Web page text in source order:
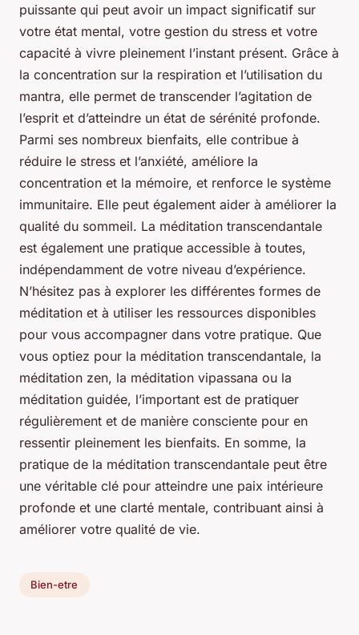
puissante qui peut avoir un impact significatif sur
votre état mental, votre gestion du stress et votre
capacité à vivre pleinement l’instant présent. Grâce à
la concentration sur la respiration et l’utilisation du
mantra, elle permet de transcender l’agitation de
l’esprit et d’atteindre un état de sérénité profonde.
Parmi ses nombreux bienfaits, elle contribue à
réduire le stress et l’anxiété, améliore la
concentration et la mémoire, et renforce le système
immunitaire. Elle peut également aider à améliorer la
qualité du sommeil. La méditation transcendantale
est également une pratique accessible à toutes,
indépendamment de votre niveau d’expérience.
N’hésitez pas à explorer les différentes formes de
méditation et à utiliser les ressources disponibles
pour vous accompagner dans votre pratique. Que
vous optiez pour la méditation transcendantale, la
méditation zen, la méditation vipassana ou la
méditation guidée, l’important est de pratiquer
régulièrement et de manière consciente pour en
ressentir pleinement les bienfaits. En somme, la
pratique de la méditation transcendantale peut être
une véritable clé pour atteindre une paix intérieure
profonde et une clarté mentale, contribuant ainsi à
améliorer votre qualité de vie.
Bien-etre